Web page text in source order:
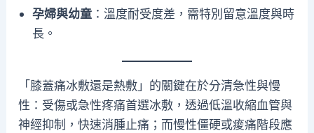
孕婦與幼童 ：溫度耐受度差，需特別留意溫度與時
長。
「膝蓋痛冰敷還是熱敷」的關鍵在於分清急性與慢
性：受傷或急性疼痛首選冰敷，透過低溫收縮血管與
神經抑制，快速消腫止痛；而慢性僵硬或痠痛階段應